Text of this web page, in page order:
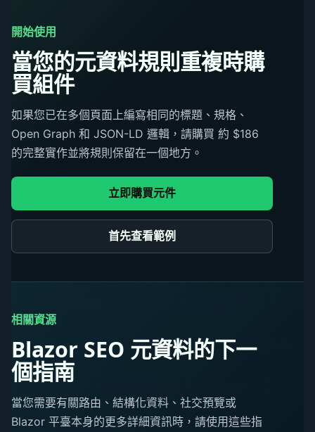
開始使用
當您的元資料規則重複時購
買組件
如果您已在多個頁面上編寫相同的標題、規格、
Open Graph 和 JSON-LD 邏輯，請購買 約 $186
的完整實作並將規則保留在一個地方。
立即購買元件
首先查看範例
相關資源
Blazor SEO 元資料的下一
個指南
當您需要有關路由、結構化資料、社交預覽或
Blazor 平臺本身的更多詳細資訊時，請使用這些指